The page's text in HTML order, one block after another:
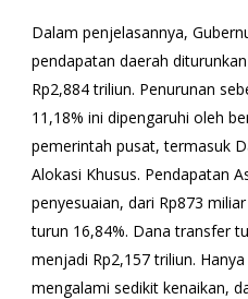
Dalam penjelasannya,
pendapatan daerah
Rp2,884 triliun. Penurunan
11,18% ini dipengaruhi oleh
pemerintah pusat, termasuk
Alokasi Khusus. Pendapatan
penyesuaian, dari Rp873
turun 16,84%. Dana transfer
menjadi Rp2,157 triliun.
mengalami sedikit kenaikan,